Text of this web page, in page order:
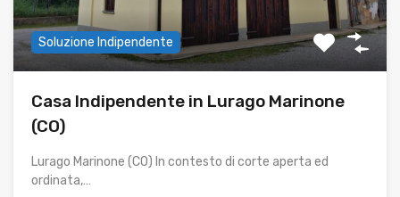
Soluzione Indipendente
Casa Indipendente in Lurago Marinone
(CO)
Lurago Marinone (CO) In contesto di corte aperta ed
ordinata,…